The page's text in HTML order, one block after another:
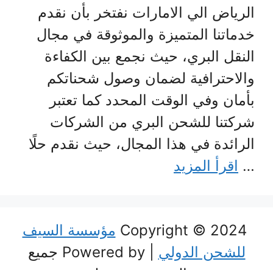
الرياض الي الامارات نفتخر بأن نقدم
خدماتنا المتميزة والموثوقة في مجال
النقل البري، حيث نجمع بين الكفاءة
والاحترافية لضمان وصول شحناتكم
بأمان وفي الوقت المحدد كما تعتبر
شركتنا للشحن البري من الشركات
الرائدة في هذا المجال، حيث نقدم حلًا
… اقرأ المزيد
مؤسسة السيف
للشحن الدولي
| Powered by جميع